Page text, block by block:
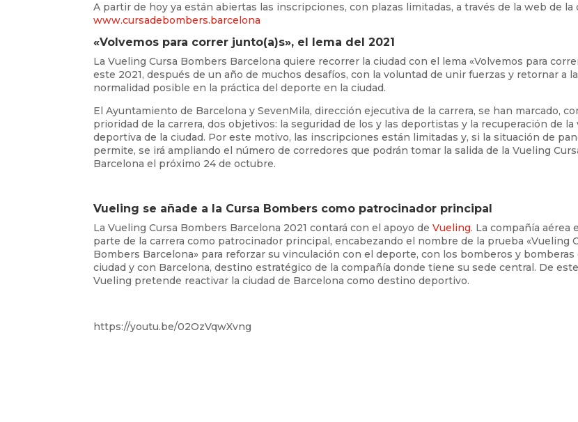
A partir de hoy ya están abiertas las inscripciones, con plazas limitadas, a través de la web de la
www.cursadebombers.barcelona
«Volvemos para correr junto(a)s», el lema del 2021
La Vueling Cursa Bombers Barcelona quiere recorrer la ciudad con el lema «Volvemos para
este 2021, después de un año de muchos desafíos, con la voluntad de unir fuerzas y retornar a
normalidad posible en la práctica del deporte en la ciudad.
El Ayuntamiento de Barcelona y SevenMila, dirección ejecutiva de la carrera, se han marcado,
prioridad de la carrera, dos objetivos: la seguridad de los y las deportistas y la recuperación de la
deportiva de la ciudad. Por este motivo, las inscripciones están limitadas y, si la situación de
permite, se irá ampliando el número de corredores que podrán tomar la salida de la Vueling
Barcelona el próximo 24 de octubre.
Vueling se añade a la Cursa Bombers como patrocinador principal
La Vueling Cursa Bombers Barcelona 2021 contará con el apoyo deVueling. La compañía aérea
parte de la carrera como patrocinador principal, encabezando el nombre de la prueba «Vueling
Bombers Barcelona» para reforzar su vinculación con el deporte, con los bomberos y bomberas
ciudad y con Barcelona, destino estratégico de la compañía donde tiene su sede central. De
Vueling pretende reactivar la ciudad de Barcelona como destino deportivo.
https://youtu.be/02OzVqwXvng